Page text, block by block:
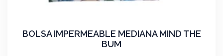
BOLSA IMPERMEABLE MEDIANA MIND THE
BUM